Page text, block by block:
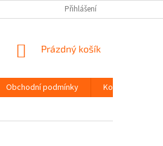
Přihlášení
NÁKUPNÍ
Prázdný košík
Obchodní podmínky
Kontakty